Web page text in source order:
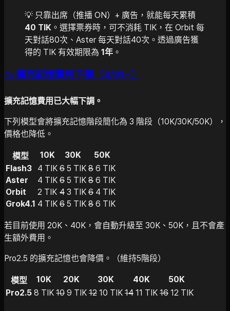
💡 只靠出席（推播 ON）+ 廣告，就能每天累積
40 TIK 。選擇票券時，可不消耗 TIK，在 Orbit 每
天對話80次、Aster 每天對話40次。透過廣告獲
得的 TIK 有效期限為 1年 。
📉 擴充記憶費用下調（3/31~）
擴充記憶費用已大幅下調。
下列模型會將擴充記憶階段簡化為 3 階段（10K/30K/50K），
價格也降低。
模型 10K 30K
50K
Flash3
4 TIK 6 5 TIK 8 6 TIK
Aster
4 TIK 6 5 TIK 8 6 TIK
Orbit
2 TIK 4 3 TIK 6 4 TIK
Grok4.1 4 TIK 6 5 TIK 8 6 TIK
若目前使用 20K、40K，會自動升級至 30K、50K，且不會產
生額外費用。
Pro2.5 的擴充記憶也會降價。（維持5階段）
模型 10K 20K 30K 40K
50K
Pro2.5 8 TIK 10 9 TIK 12 10 TIK 14 11 TIK 16 12 TIK